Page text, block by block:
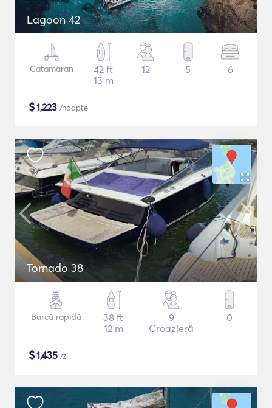
Lagoon 42
Catamaran
42 ft
13 m
12 5 6
$1,223 /noapte
Tornado 38
Barcă rapidă
38 ft
12 m
9
Croazieră
0
$1,435 /zi